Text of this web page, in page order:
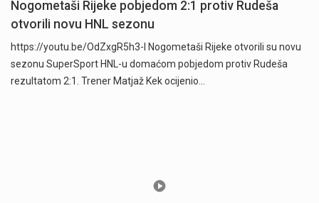
Nogometaši Rijeke pobjedom 2:1 protiv Rudeša
otvorili novu HNL sezonu
https://youtu.be/OdZxgR5h3-I Nogometaši Rijeke otvorili su novu
sezonu SuperSport HNL-u domaćom pobjedom protiv Rudeša
rezultatom 2:1. Trener Matjaž Kek ocijenio…